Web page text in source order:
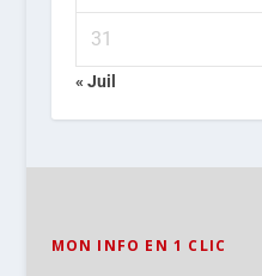
31
« Juil
MON INFO EN 1 CLIC